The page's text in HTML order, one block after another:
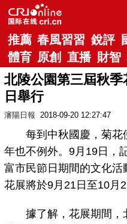
推薦 春風習習 銳評
體育 原創 直播 財智
北陵公園第三屆秋
日舉行
瀋陽日報 2018-09-20 12:27:47
每到中秋國慶，菊花
年也不例外。9月19日，
富市民節日期間的文化
花展將於9月21日至10月
據了解，花展期間，